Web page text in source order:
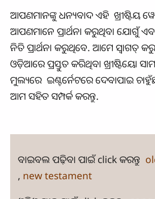
ଆପଣମାନଙ୍କୁ ଧନ୍ୟବାଦ ଏହି ଖ୍ରୀଷ୍ଟିୟ
ଆପଣମାନେ ପ୍ରାର୍ଥନା କରୁଥିବା ଯୋଗୁଁ
ନିତି ପ୍ରାର୍ଥନା କରୁଥିବେ. ଆମେ ସ୍ବାଗତ୍
ଓଡ଼ିଆରେ ପ୍ରସ୍ତୁତ କରିଥିବା ଖ୍ରୀଷ୍ଟିୟୋ
ମୁଲ୍ୟରେ ଇଣ୍ଟର୍ନେଟରେ ଦେବାପାଇ
ଆମ ସହିତ ସମ୍ପର୍କ କରନ୍ତୁ.
ବାଇବଲ ପଢ଼ିବା ପାଇଁ click କରନ୍ତୁ
, new testament